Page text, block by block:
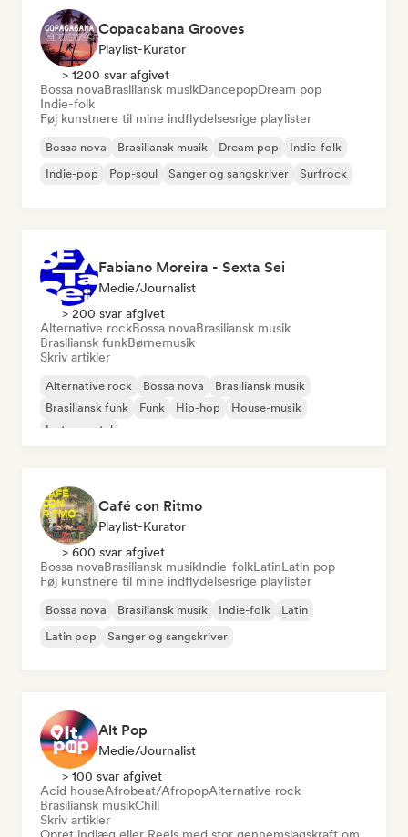
Copacabana Grooves
Playlist-Kurator
> 1200 svar afgivet
Bossa novaBrasiliansk musikDancepopDream pop
Indie-folk
Føj kunstnere til mine indflydelsesrige playlister
Bossa nova Brasiliansk musik Dream pop
Indie-folk
Indie-pop
Pop-soul Sanger og sangskriver Surfrock
Fabiano Moreira - Sexta Sei
Medie/journalist
> 200 svar afgivet
Alternative rockBossa novaBrasiliansk musik
Brasiliansk funkBørnemusik
Skriv artikler
Alternative rock Bossa nova
Brasiliansk musik
Brasiliansk funk
Funk Hip-hop
House-musik
Instrumental
Café con Ritmo
Playlist-Kurator
> 600 svar afgivet
Bossa novaBrasiliansk musikIndie-folkLatinLatin pop
Føj kunstnere til mine indflydelsesrige playlister
Bossa nova Brasiliansk musik Indie-folk
Latin
Latin pop
Sanger og sangskriver
Alt Pop
Medie/journalist
> 100 svar afgivet
Acid houseAfrobeat/AfropopAlternative rock
Brasiliansk musikChill
Skriv artikler